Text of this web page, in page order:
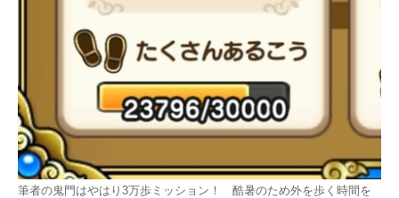
筆者の鬼門はやはり3万歩ミッション！ 酷暑のため外を歩く時間を